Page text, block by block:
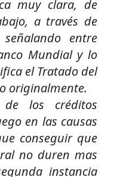
muy clara, de
a través de
entre
Mundial y lo
el Tratado del
originalmente.
de los créditos
en las causas
conseguir que
no duren mas
instancia